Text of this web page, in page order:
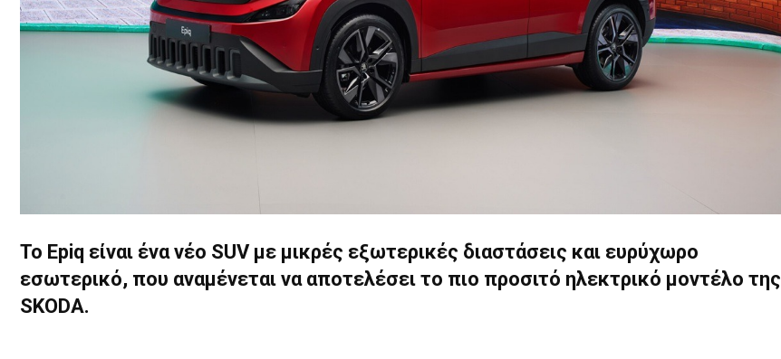
To Epiq είναι ένα νέο SUV με μικρές εξωτερικές διαστάσεις και ευρύχωρο
εσωτερικό, που αναμένεται να αποτελέσει το πιο προσιτό ηλεκτρικό μοντέλο της
SKODA.